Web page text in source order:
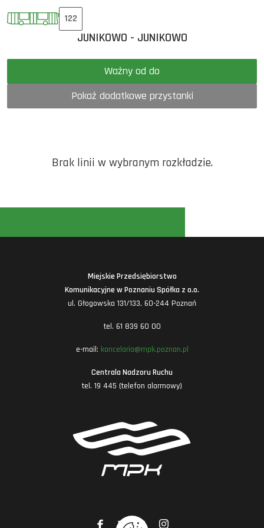
122
JUNIKOWO - JUNIKOWO
Ważny od do
Pokaż dodatkowe przystanki
Brak linii w wybranym rozkładzie.
Miejskie Przedsiębiorstwo
Komunikacyjne w Poznaniu Spółka z o.o.
ul. Głogowska 131/133, 60-244 Poznań
tel. 61 839 60 00
e-mail: kancelaria@mpk.poznan.pl
Centrala Nadzoru Ruchu
tel. 19 445 (telefon alarmowy)